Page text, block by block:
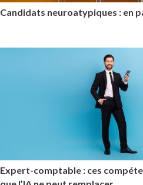
Candidats neuroatypiques : en
Expert-comptable : ces